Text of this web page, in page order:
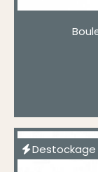
Destockage